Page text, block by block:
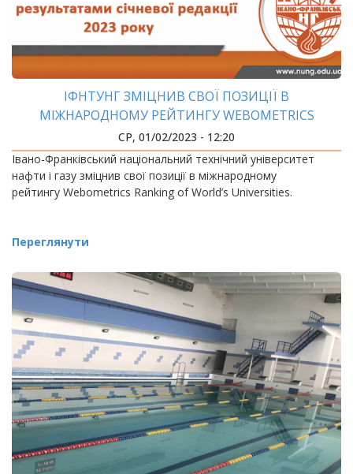
ІФНТУНГ ЗМІЦНИВ СВОЇ ПОЗИЦІЇ В
МІЖНАРОДНОМУ РЕЙТИНГУ WEBOMETRICS
СР, 01/02/2023 - 12:20
Івано-Франківський національний технічний університет
нафти і газу зміцнив свої позиції в міжнародному
рейтингу Webometrics Ranking of World’s Universities.
Переглянути